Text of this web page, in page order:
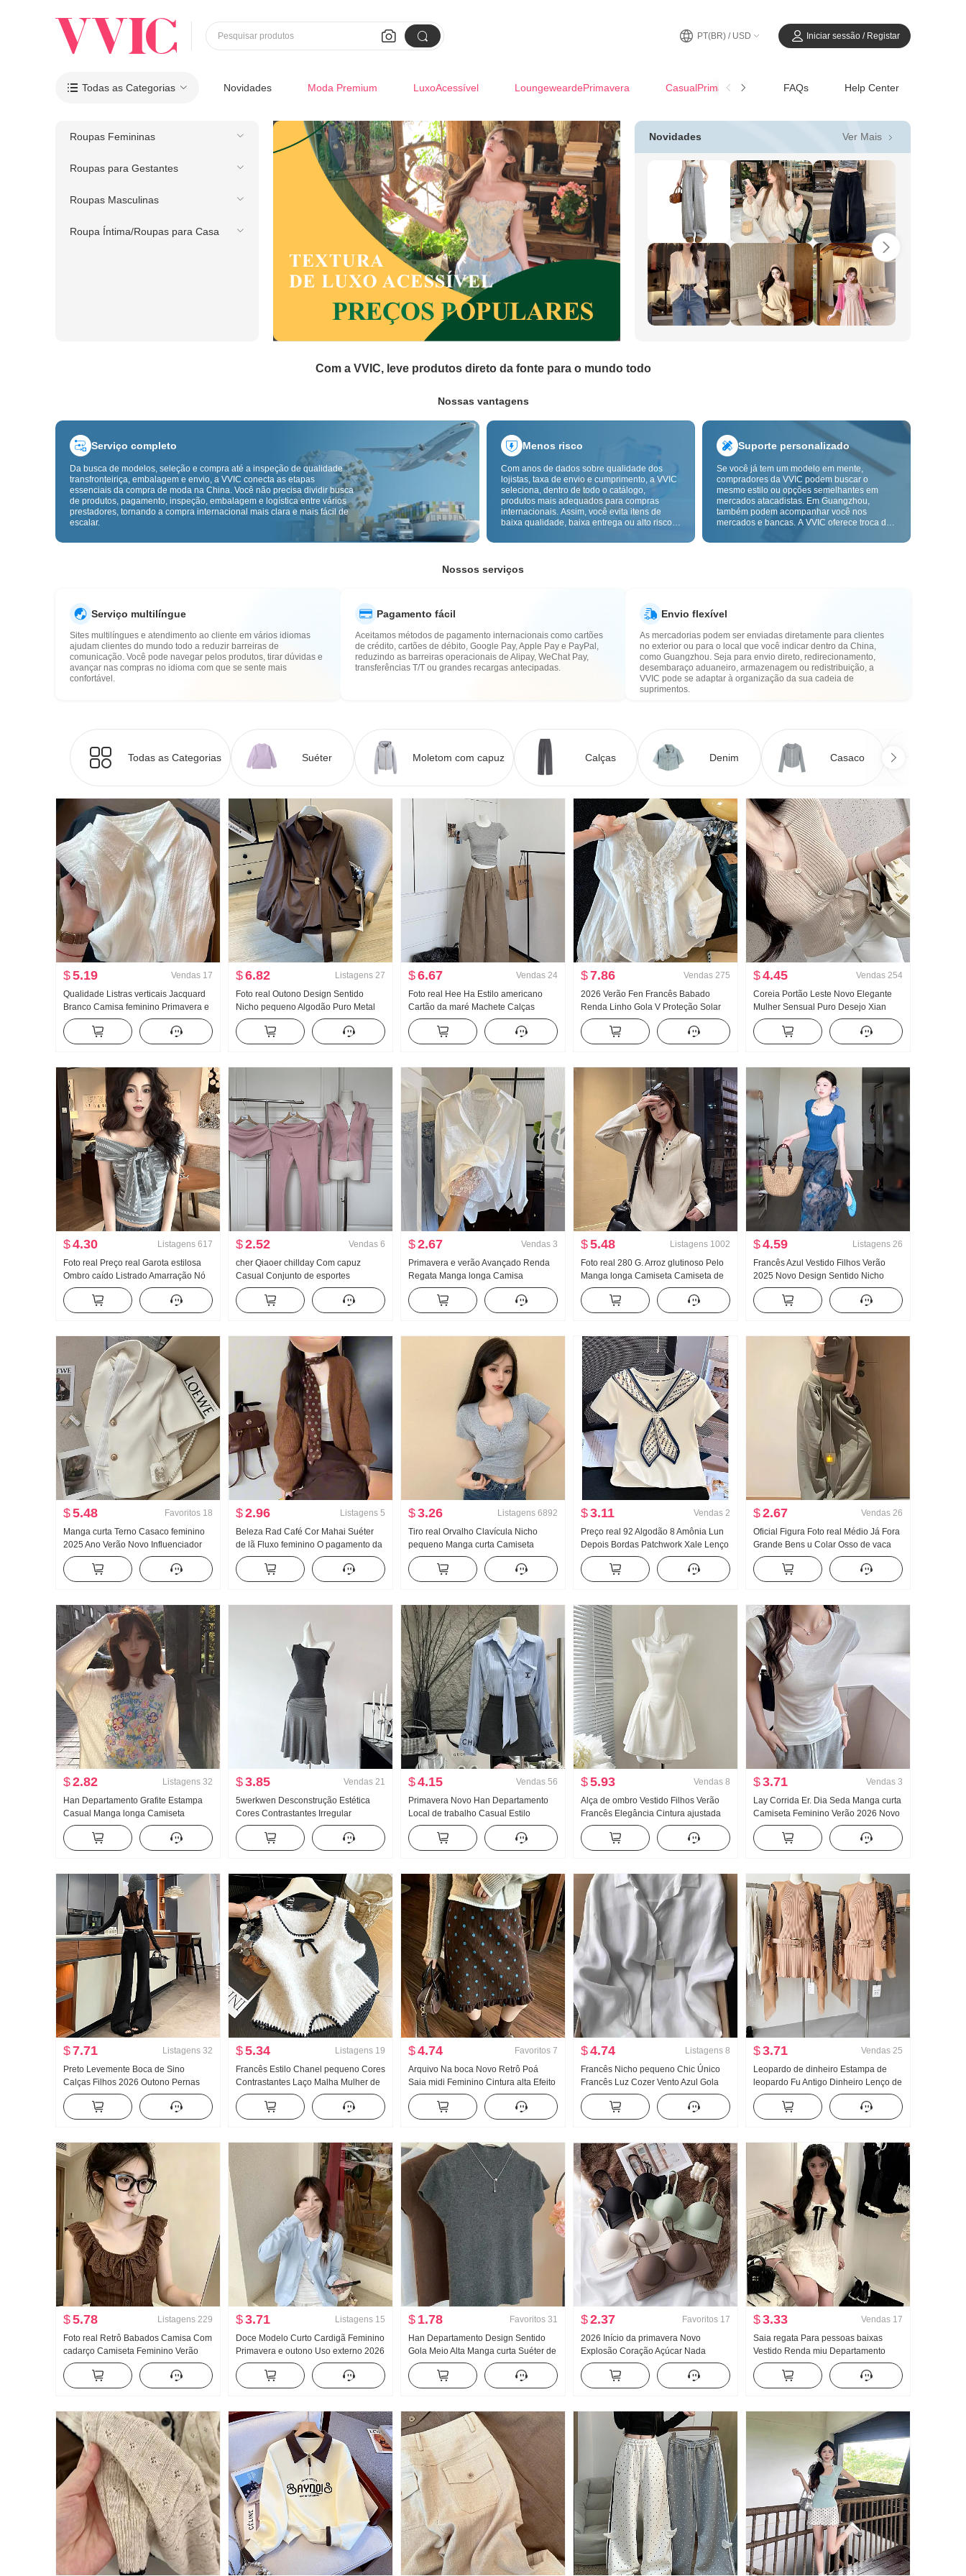
 
Pesquisar produtos PT(BR) / USD Iniciar sessão / Registar
 Todas as Categorias Novidades Moda Premium LuxoAcessível LoungeweardePrimavera CasualPrimavera-Verão FAQs Help Center
Roupas Femininas
Roupas para Gestantes
Roupas Masculinas
Roupa Íntima/Roupas para Casa
Novidades Ver Mais 
Com a VVIC, leve produtos direto da fonte para o mundo todo
Nossas vantagens
Serviço completo
Da busca de modelos, seleção e compra até a inspeção de qualidade
transfronteiriça, embalagem e envio, a VVIC conecta as etapas
essenciais da compra de moda na China. Você não precisa dividir busca
de produtos, pagamento, inspeção, embalagem e logística entre vários
prestadores, tornando a compra internacional mais clara e mais fácil de
escalar.
Menos risco
Com anos de dados sobre qualidade dos
lojistas, taxa de envio e cumprimento, a VVIC
seleciona, dentro de todo o catálogo,
produtos mais adequados para compras
internacionais. Assim, você evita itens de
baixa qualidade, baixa entrega ou alto risco,
inspeção de qualidade transfronteiriça e as
riscos de qualidade, alfândega e pós-venda.
Suporte personalizado
Se você já tem um modelo em mente,
compradores da VVIC podem buscar o
mesmo estilo ou opções semelhantes em
mercados atacadistas. Em Guangzhou,
também podem acompanhar você nos
mercados e bancas. A VVIC oferece troca de
OEM por imagem ou amostra, para tornar
Nossos serviços
Serviço multilíngue
Sites multilíngues e atendimento ao cliente em vários idiomas
ajudam clientes do mundo todo a reduzir barreiras de
comunicação. Você pode navegar pelos produtos, tirar dúvidas e
avançar nas compras no idioma com que se sente mais
confortável.
Pagamento fácil
Aceitamos métodos de pagamento internacionais como cartões
de crédito, cartões de débito, Google Pay, Apple Pay e PayPal,
reduzindo as barreiras operacionais de Alipay, WeChat Pay,
transferências T/T ou grandes recargas antecipadas.
Envio flexível
As mercadorias podem ser enviadas diretamente para clientes
no exterior ou para o local que você indicar dentro da China,
como Guangzhou. Seja para envio direto, redirecionamento,
desembaraço aduaneiro, armazenagem ou redistribuição, a
VVIC pode se adaptar à organização da sua cadeia de
suprimentos.
Todas as Categorias Suéter Moletom com capuz Calças Denim Casaco
$5.19 Vendas 17
Qualidade Listras verticais Jacquard
Branco Camisa feminino Primavera e
verão Solto Sentido Solto Elegância
Versátil Manga longa Camisa
Proteção Solar Top
$6.82 Listagens 27
Foto real Outono Design Sentido
Nicho pequeno Algodão Puro Metal
Decoração Cintura ajustada Efeito
emagrecedor Solto Manga longa
Camisa Top feminino
$6.67 Vendas 24
Foto real Hee Ha Estilo americano
Cartão da maré Machete Calças
jeans Solto Largura Pernas Casual
Calças
$7.86 Vendas 275
2026 Verão Fen Francês Babado
Renda Linho Gola V Proteção Solar
Camisa Manga longa feminina Solto
Design Sentido Para cima
$4.45 Vendas 254
Coreia Portão Leste Novo Elegante
Mulher Sensual Puro Desejo Xian
Corpo Lado Departamento Fivela
Manga curta Malha Camiseta Top
$4.30 Listagens 617
Foto real Preço real Garota estilosa
Ombro caído Listrado Amarração Nó
Sem mangas Colete feminino
Ajustado Efeito emagrecedor Modelo
Curto Camiseta Top
$2.52 Vendas 6
cher Qiaoer chillday Com capuz
Casual Conjunto de esportes
Feminino Primavera Ombro de Fora
Casaco Calça boca de sino Conjunto
de três peças
$2.67 Vendas 3
Primavera e verão Avançado Renda
Regata Manga longa Camisa
feminino Solto Conjunto de duas
peças Doce Fresco
$5.48 Listagens 1002
Foto real 280 G. Arroz glutinoso Pelo
Manga longa Camiseta Camiseta de
base Feminino Modelo fino Estilo
Primavera e outono Cor sólida Novo
Solto Com capuz Top
$4.59 Listagens 26
Francês Azul Vestido Filhos Verão
2025 Novo Design Sentido Nicho
pequeno Ajustado Efeito
emagrecedor Vestido longo Conjunto
de duas peças
$5.48 Favoritos 18
Manga curta Terno Casaco feminino
2025 Ano Verão Novo Influenciador
Commuting Para pessoas baixas
Ultra Modelo Curto Pequeno O terno
$2.96 Listagens 5
Beleza Rad Café Cor Mahai Suéter
de lã Fluxo feminino O pagamento da
linha Solto Sentido Malha Cardigã
Saia midi Conjunto de três peças
$3.26 Listagens 6892
Tiro real Orvalho Clavícula Nicho
pequeno Manga curta Camiseta
Feminino Verão Garota estilosa
Apertado Novo Botão Design Sentido
Modelo Curto Top
$3.11 Vendas 2
Preço real 92 Algodão 8 Amônia Lun
Depois Bordas Patchwork Xale Lenço
de seda Ajustado Gola V Manga curta
Camiseta Feminino
$2.67 Vendas 26
Oficial Figura Foto real Médio Já Fora
Grande Bens u Colar Osso de vaca
Fivela Caracteres de trabalho Regata
Alça de ombro Largura Pernas
Arrastar no chão Esporte Calça
$2.82 Listagens 32
Han Departamento Grafite Estampa
Casual Manga longa Camiseta
Proteção Solar Suéter Feminino
Primavera e verão Solto Descontraído
Vento frio Sentido Gola redonda Top
$3.85 Vendas 21
5werkwen Desconstrução Estética
Cores Contrastantes Irregular
Conjunto Grupo Inclinado Ombro Lay
Corrida Er. Regata Inclinado Pêndulo
Saia média Conjunto
$4.15 Vendas 56
Primavera Novo Han Departamento
Local de trabalho Casual Estilo
Conjunto Feminino Elegância
Listrado Camisa Cintura alta Saia
midi Conjunto de duas peças
$5.93 Vendas 8
Alça de ombro Vestido Filhos Verão
Francês Elegância Cintura ajustada
Efeito emagrecedor Saia regata Saia
curta
$3.71 Vendas 3
Lay Corrida Er. Dia Seda Manga curta
Camiseta Feminino Verão 2026 Novo
Frio Sentido Dentro Pegue O fundo do
poço Ajustado Voar Manga Top
$7.71 Listagens 32
Preto Levemente Boca de Sino
Calças Filhos 2026 Outono Pernas
bonitas Deus Calças Cintura alta
Supermodelo Calças Ajustado
Elasticidade Casual Boca de sino
$5.34 Listagens 19
Francês Estilo Chanel pequeno Cores
Contrastantes Laço Malha Mulher de
colete 2026 Ano Outono Novo Fora
Pegue Pilha Vestir Sem mangas Top
$4.74 Favoritos 7
Arquivo Na boca Novo Retrô Poá
Saia midi Feminino Cintura alta Efeito
emagrecedor Comprimento Médio
Versátil Elegância Saia
$4.74 Listagens 8
Francês Nicho pequeno Chic Único
Francês Luz Cozer Vento Azul Gola
POLO Manga longa Camisa feminino
$3.71 Vendas 25
Leopardo de dinheiro Estampa de
leopardo Fu Antigo Dinheiro Lenço de
seda Xale Cavar Ombro Malha Saia
midi
$5.78 Listagens 229
Foto real Retrô Babados Camisa Com
cadarço Camiseta Feminino Verão
Recorte vazado Renda Ajustado
Cintura ajustada Curto Top chic
$3.71 Listagens 15
Doce Modelo Curto Cardigã Feminino
Primavera e outono Uso externo 2026
Novo Fora Pegue Início do outono
chic Este ano Popular De Malha
Casaco
$ 1.78 Favoritos 31
Han Departamento Design Sentido
Gola Meio Alta Manga curta Suéter de
Malha Feminino Outono 2024 Novo
Cor sólida Versátil Ajustado Efeito
emagrecedor Top
$2.37 Favoritos 17
2026 Início da primavera Novo
Explosão Coração Açúcar Nada
Marcas Dentro Faixa de roupa Peito
Almofadas Efeito emagrecedor
Coletes feminino
$3.33 Vendas 17
Saia regata Para pessoas baixas
Vestido Renda miu Departamento
Kochi Vestir Pegue Milhares de ouro
Xiaoyang Saia